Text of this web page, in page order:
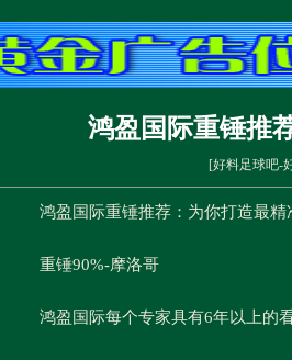
鸿盈国际重锤推
[好料足球吧-
鸿盈国际重锤推荐：为你打造最精
重锤90%-摩洛哥
鸿盈国际每个专家具有6年以上的